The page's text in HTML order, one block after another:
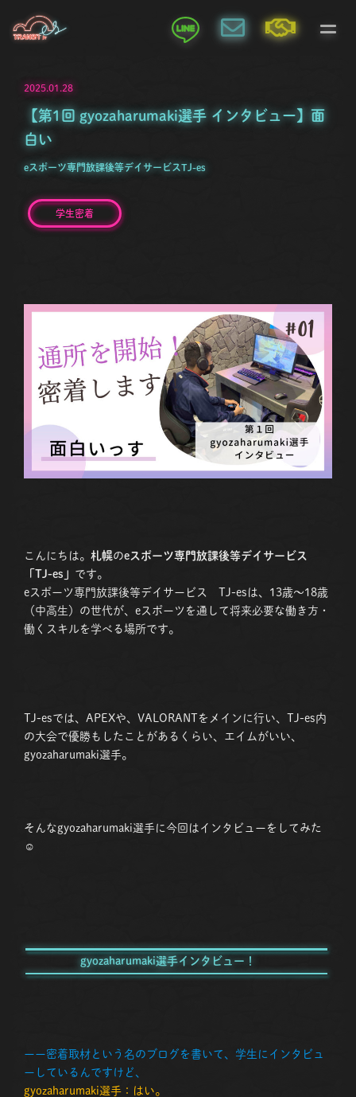
2025.01.28
【第1回 gyozaharumaki選手 インタビュー】面
白い
eスポーツ専門放課後等デイサービスTJ-es
学生密着
こんにちは。 札幌のeスポーツ専門放課後等デイサービス
「TJ-es」 です。
eスポーツ専門放課後等デイサービス TJ-esは、13歳〜18歳
（中高生）の世代が、eスポーツを通して将来必要な働き方・
働くスキルを学べる場所です。
TJ-esでは、APEXや、VALORANTをメインに行い、TJ-es内
の大会で優勝もしたことがあるくらい、エイムがいい、
gyozaharumaki選手。
そんなgyozaharumaki選手に今回はインタビューをしてみた
☺
gyozaharumaki選手インタビュー！
ーー密着取材という名のブログを書いて、学生にインタビュ
ーしているんですけど、
gyozaharumaki選手：はい。